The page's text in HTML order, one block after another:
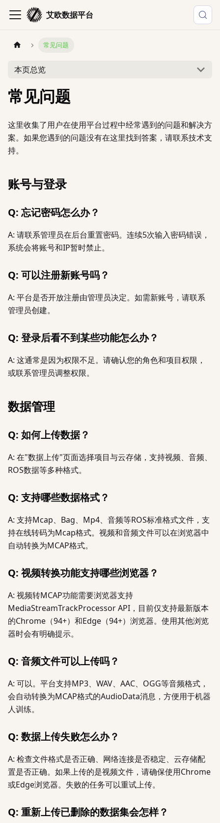
艾欧数据平台
常见问题
本页总览
常见问题
这里收集了用户在使用平台过程中经常遇到的问题和解决方
案。如果您遇到的问题没有在这里找到答案，请联系技术支
持。
账号与登录
Q: 忘记密码怎么办？
A: 请联系管理员在后台重置密码。连续5次输入密码错误，
系统会将账号和IP暂时禁止。
Q: 可以注册新账号吗？
A: 平台是否开放注册由管理员决定。如需新账号，请联系
管理员创建。
Q: 登录后看不到某些功能怎么办？
A: 这通常是因为权限不足。请确认您的角色和项目权限，
或联系管理员调整权限。
数据管理
Q: 如何上传数据？
A: 在"数据上传"页面选择项目与云存储，支持视频、音频、
ROS数据等多种格式。
Q: 支持哪些数据格式？
A: 支持Mcap、Bag、Mp4、音频等ROS标准格式文件，支
持在线转码为Mcap格式。视频和音频文件可以在浏览器中
自动转换为MCAP格式。
Q: 视频转换功能支持哪些浏览器？
A: 视频转MCAP功能需要浏览器支持
MediaStreamTrackProcessor API，目前仅支持最新版本
的Chrome（94+）和Edge（94+）浏览器。使用其他浏览
器时会有明确提示。
Q: 音频文件可以上传吗？
A: 可以。平台支持MP3、WAV、AAC、OGG等音频格式，
会自动转换为MCAP格式的AudioData消息，方便用于机器
人训练。
Q: 数据上传失败怎么办？
A: 检查文件格式是否正确、网络连接是否稳定、云存储配
置是否正确。如果上传的是视频文件，请确保使用Chrome
或Edge浏览器。失败的任务可以重试上传。
Q: 重新上传已删除的数据集会怎样？